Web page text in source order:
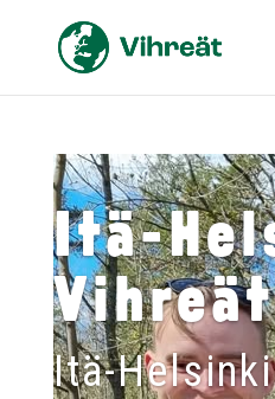
Itä-
Vihreät
Itä-